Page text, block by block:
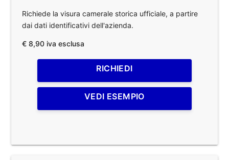
Richiede la visura camerale storica ufficiale, a partire
dai dati identificativi dell'azienda.
€ 8,90 iva esclusa
RICHIEDI
VEDI ESEMPIO